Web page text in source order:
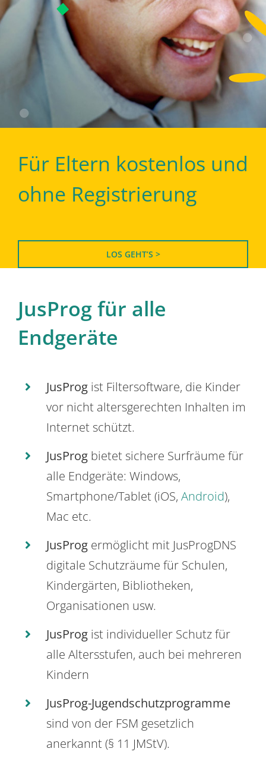
Für Eltern kostenlos und
ohne Registrierung
LOS GEHT’S >
JusProg für alle
Endgeräte
JusProg ist Filtersoftware, die Kinder
vor nicht altersgerechten Inhalten im
Internet schützt.
JusProg bietet sichere Surfräume für
alle Endgeräte: Windows,
Smartphone/Tablet (iOS, Android),
Mac etc.
JusProg ermöglicht mit JusProgDNS
digitale Schutzräume für Schulen,
Kindergärten, Bibliotheken,
Organisationen usw.
JusProg ist individueller Schutz für
alle Altersstufen, auch bei mehreren
Kindern
JusProg-Jugendschutzprogramme
sind von der FSM gesetzlich
anerkannt (§ 11 JMStV).